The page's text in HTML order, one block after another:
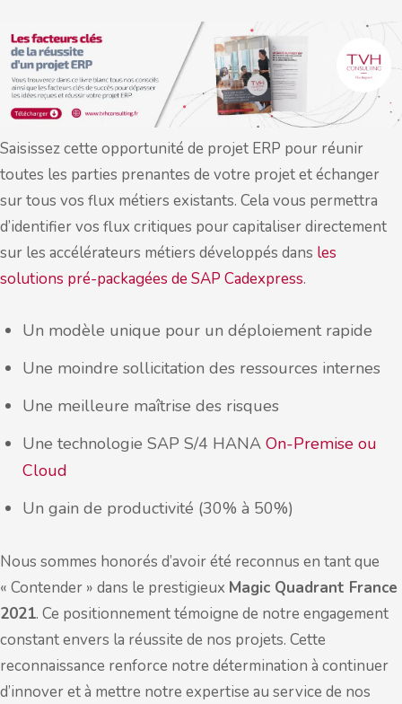
Saisissez cette opportunité de projet ERP pour réunir
toutes les parties prenantes de votre projet et échanger
sur tous vos flux métiers existants. Cela vous permettra
d’identifier vos flux critiques pour capitaliser directement
sur les accélérateurs métiers développés dans les
solutions pré-packagées de SAP Cadexpress.
Un modèle unique pour un déploiement rapide
Une moindre sollicitation des ressources internes
Une meilleure maîtrise des risques
Une technologie SAP S/4 HANA On-Premise ou
Cloud
Un gain de productivité (30% à 50%)
Nous sommes honorés d’avoir été reconnus en tant que
« Contender » dans le prestigieux Magic Quadrant France
2021. Ce positionnement témoigne de notre engagement
constant envers la réussite de nos projets. Cette
reconnaissance renforce notre détermination à continuer
d’innover et à mettre notre expertise au service de nos